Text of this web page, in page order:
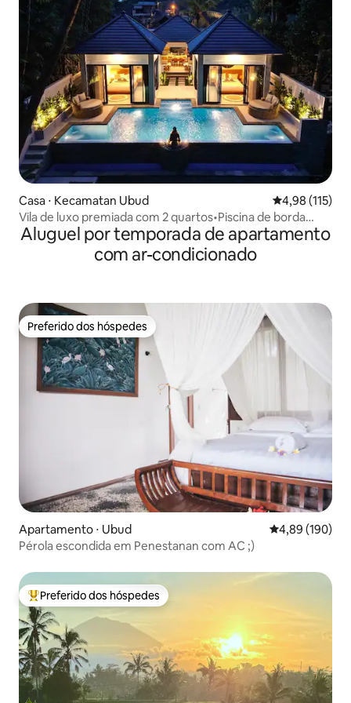
Casa ⋅ Kecamatan Ubud 4,98 de uma
4,98 (115)
Vila de luxo premiada com 2 quartos•Piscina de borda
infinita•Vista para a selva
Aluguel por temporada de apartamento
com ar-condicionado
Preferido dos hóspedes
Preferido dos hóspedes
Apartamento ⋅ Ubud 4,89 de uma
4,89 (190)
Pérola escondida em Penestanan com AC ;)
Entre os melhores preferidos dos hóspedes
Preferido dos hóspedes